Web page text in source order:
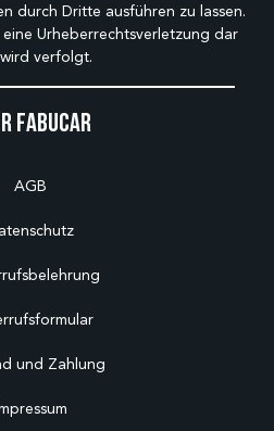
Fabucar
AGB
und Zahlung
durch Dritte ausführen zu lassen.
Urheberrechtsverletzung dar
verfolgt.